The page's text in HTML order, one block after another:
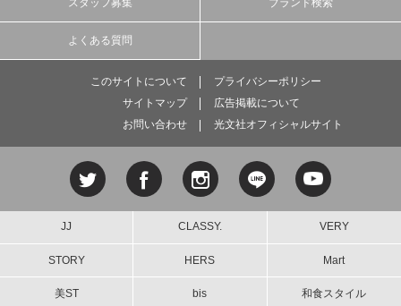
スタッフ募集 ブランド検索
よくある質問
このサイトについて
プライバシーポリシー
サイトマップ
広告掲載について
お問い合わせ
光文社オフィシャルサイト
JJ CLASSY. VERY
STORY HERS Mart
美ST bis 和食スタイル